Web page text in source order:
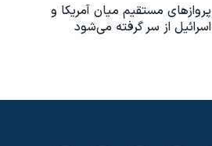
پروازهای مستقیم میان آمریکا و
اسرائیل از سر گرفته می‌شود